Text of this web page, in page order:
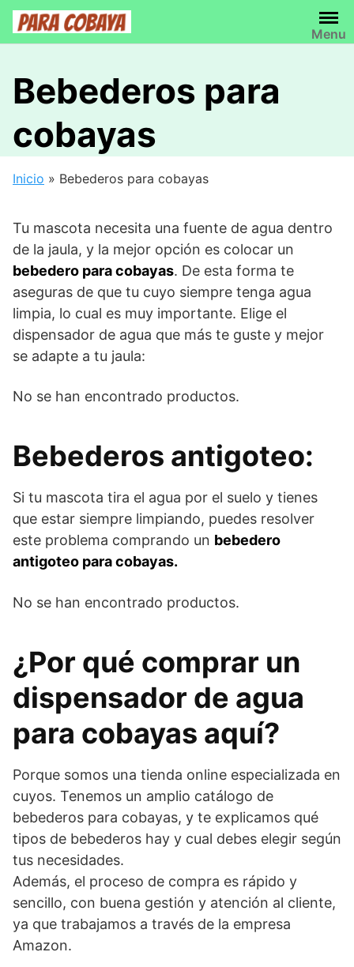
Saltar
contenido
Menu
Bebederos para
cobayas
Inicio » Bebederos para cobayas
Tu mascota necesita una fuente de agua dentro
de la jaula, y la mejor opción es colocar un
bebedero para cobayas. De esta forma te
aseguras de que tu cuyo siempre tenga agua
limpia, lo cual es muy importante. Elige el
dispensador de agua que más te guste y mejor
se adapte a tu jaula:
No se han encontrado productos.
Bebederos antigoteo:
Si tu mascota tira el agua por el suelo y tienes
que estar siempre limpiando, puedes resolver
este problema comprando un bebedero
antigoteo para cobayas.
No se han encontrado productos.
¿Por qué comprar un
dispensador de agua
para cobayas aquí?
Porque somos una tienda online especializada en
cuyos. Tenemos un amplio catálogo de
bebederos para cobayas, y te explicamos qué
tipos de bebederos hay y cual debes elegir según
tus necesidades.
Además, el proceso de compra es rápido y
sencillo, con buena gestión y atención al cliente,
ya que trabajamos a través de la empresa
Amazon.